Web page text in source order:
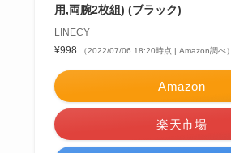
用,両腕2枚組) (ブラック)
LINECY
¥998
（2022/07/06 18:20時点 | Amazon調べ）
Amazon
楽天市場